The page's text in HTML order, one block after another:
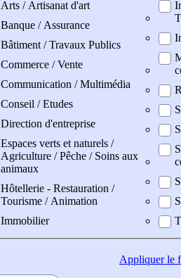
Arts / Artisanat d'art
Banque / Assurance
Bâtiment / Travaux Publics
Commerce / Vente
Communication / Multimédia
Conseil / Etudes
Direction d'entreprise
Espaces verts et naturels /
Agriculture / Pêche / Soins aux
animaux
Hôtellerie - Restauration /
Tourisme / Animation
Immobilier
Appliquerle